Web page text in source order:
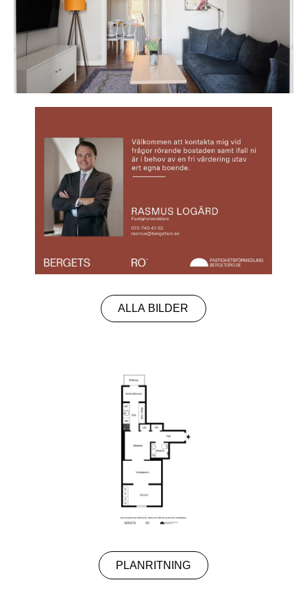
ALLA BILDER
PLANRITNING